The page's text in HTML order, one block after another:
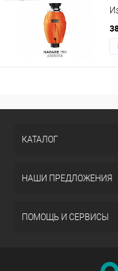
КАТАЛОГ
НАШИ ПРЕДЛОЖЕНИЯ
ПОМОЩЬ И СЕРВИСЫ